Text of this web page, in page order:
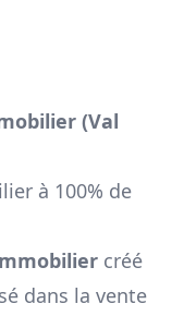
(Val
à 100% de
créé
dans la vente